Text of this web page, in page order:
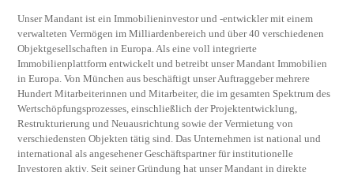
Unser Mandant ist ein Immobilieninvestor und -entwickler mit einem
verwalteten Vermögen im Milliardenbereich und über 40 verschiedenen
Objektgesellschaften in Europa. Als eine voll integrierte
Immobilienplattform entwickelt und betreibt unser Mandant Immobilien
in Europa. Von München aus beschäftigt unser Auftraggeber mehrere
Hundert Mitarbeiterinnen und Mitarbeiter, die im gesamten Spektrum des
Wertschöpfungsprozesses, einschließlich der Projektentwicklung,
Restrukturierung und Neuausrichtung sowie der Vermietung von
verschiedensten Objekten tätig sind. Das Unternehmen ist national und
international als angesehener Geschäftspartner für institutionelle
Investoren aktiv. Seit seiner Gründung hat unser Mandant in direkte